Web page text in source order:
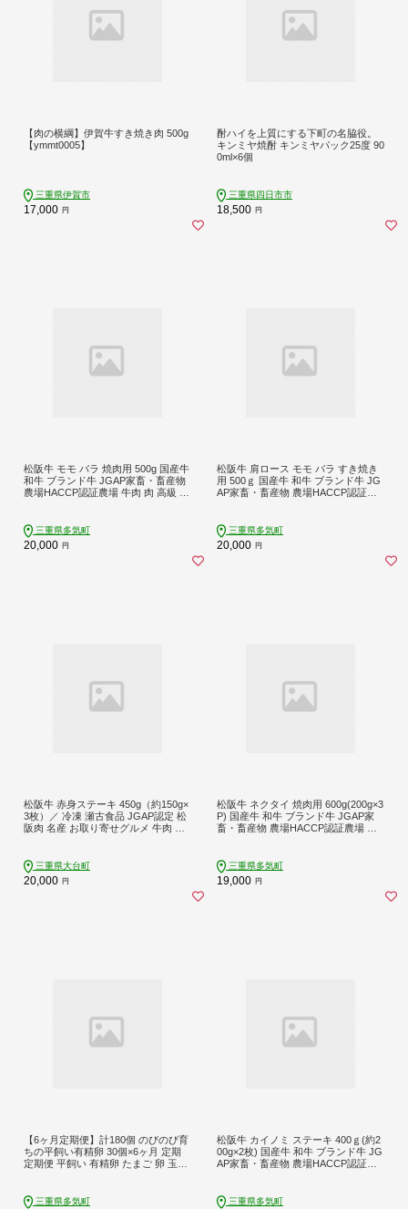
【肉の横綱】伊賀牛すき焼き肉 500g
【ymmt0005】
三重県伊賀市
17,000 円
酎ハイを上質にする下町の名脇役。
キンミヤ焼酎 キンミヤパック25度 90
0ml×6個
三重県四日市市
18,500 円
松阪牛 モモ バラ 焼肉用 500g 国産牛
和牛 ブランド牛 JGAP家畜・畜産物
農場HACCP認証農場 牛肉 肉 高級 人
Q キャンプ 三重県 多気町 SS-07
三重県多気町
20,000 円
松阪牛 肩ロース モモ バラ すき焼き
用 500ｇ 国産牛 和牛 ブランド牛 JG
AP家畜・畜産物 農場HACCP認証農
坂牛 松坂 赤身 焼肉 すきやき 三重県
多気町 SS-06
三重県多気町
20,000 円
松阪牛 赤身ステーキ 450g（約150g×
3枚）／ 冷凍 瀬古食品 JGAP認定 松
阪肉 名産 お取り寄せグルメ 牛肉 お
用 モモ ステーキ 赤身 産地直送 松阪
牛 三重県 大台町 (0074)
三重県大台町
20,000 円
松阪牛 ネクタイ 焼肉用 600g(200g×3
P) 国産牛 和牛 ブランド牛 JGAP家
畜・畜産物 農場HACCP認証農場 牛
松坂 BBQ キャンプ スライス 真空パ
ック 三重県 多気町 SS-88
三重県多気町
19,000 円
【6ヶ月定期便】計180個 のびのび育
ちの平飼い有精卵 30個×6ヶ月 定期
定期便 平飼い 有精卵 たまご 卵 玉子
町 JK-05
三重県多気町
松阪牛 カイノミ ステーキ 400ｇ(約2
00g×2枚) 国産牛 和牛 ブランド牛 JG
AP家畜・畜産物 農場HACCP認証農
坂牛 松坂 ナカバラ バラ 赤身 霜降り
三重県多気町